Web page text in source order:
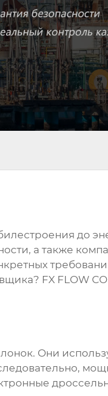
до
а также
FX FLOW
. Они